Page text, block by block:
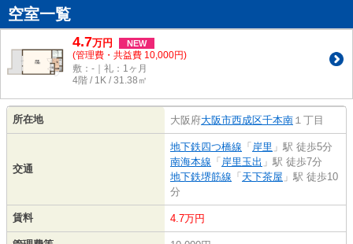
空室一覧
4.7万円 NEW
(管理費・共益費 10,000円)
敷：-｜礼：1ヶ月
4階 / 1K / 31.38㎡
所在地 大阪府大阪市西成区千本南 １丁目
交通
地下鉄四つ橋線 「 岸里 」駅 徒歩5分
南海本線 「 岸里玉出 」駅 徒歩7分
地下鉄堺筋線 「 天下茶屋 」駅 徒歩10
分
賃料 4.7万円